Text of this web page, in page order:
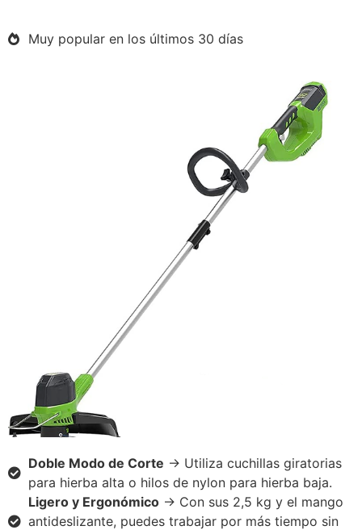
Muy popular en los últimos 30 días
Doble Modo de Corte → Utiliza cuchillas giratorias
para hierba alta o hilos de nylon para hierba baja.
Ligero y Ergonómico → Con sus 2,5 kg y el mango
antideslizante, puedes trabajar por más tiempo sin